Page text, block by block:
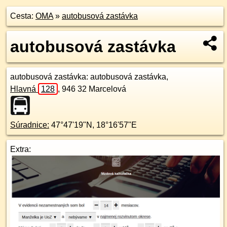
Cesta: OMA» autobusová zastávka
autobusová zastávka
autobusová zastávka: autobusová zastávka,
Hlavná
128 , 946 32 Marcelová
Súradnice: 47°47'19"N , 18°16'57"E
Extra: